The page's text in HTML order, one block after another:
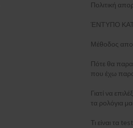
Πολιτική
ΈΝΤΥΠΟ
Μέθοδος
Πότε θα
που έχω
Γιατί να
τα ρολόγια
Τι είναι τα